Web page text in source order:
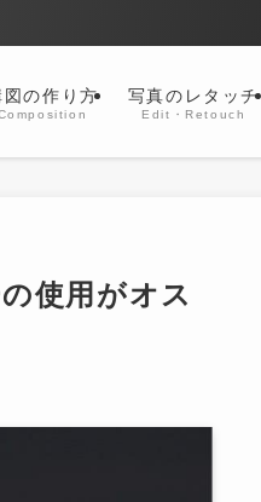
図の作り方 写真のレタッチ
Edit・Retouch
使用がオス